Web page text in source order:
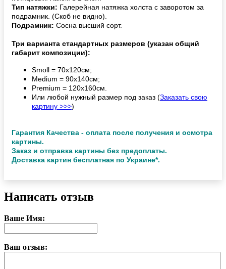
Тип натяжки: Галерейная натяжка холста с заворотом за
подрамник. (Скоб не видно).
Подрамник: Сосна высший сорт.
Три варианта стандартных размеров (указан общий
габарит композиции):
Smoll = 70х120см;
Medium = 90х140см;
Premium = 120х160см.
Или любой нужный размер под заказ (Заказать свою
картину >>>)
Гарантия Качества - оплата после получения и осмотра
картины.
Заказ и отправка картины без предоплаты.
Доставка картин бесплатная по Украине*.
Написать отзыв
Ваше Имя:
Ваш отзыв: